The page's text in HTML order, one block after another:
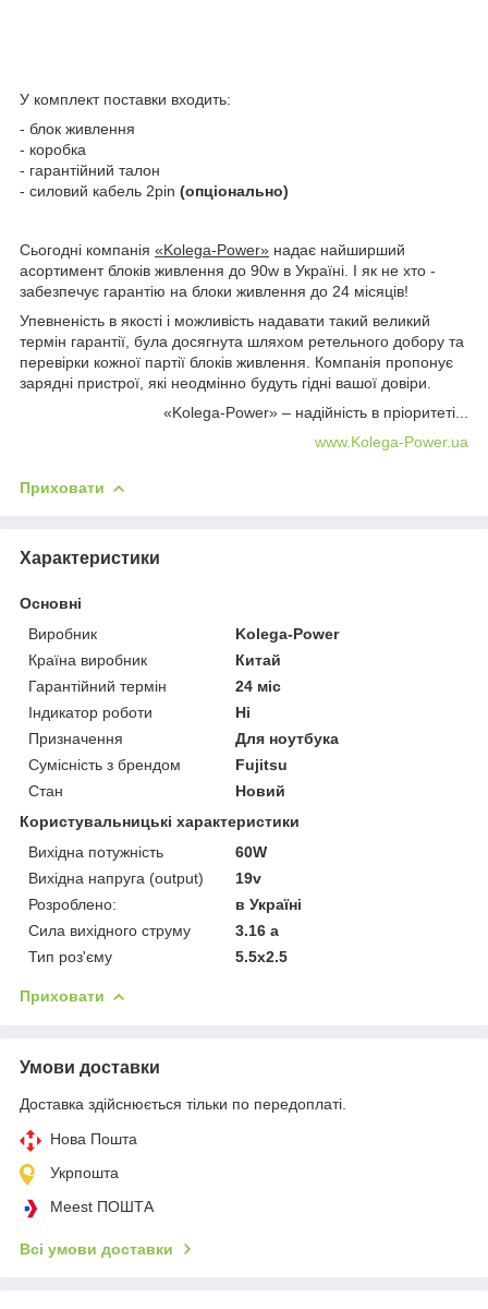
У комплект поставки входить:
- блок живлення
- коробка
- гарантійний талон
- силовий кабель 2pin (опціонально)
Сьогодні компанія «Kolega-Power» надає найширший
асортимент блоків живлення до 90w в Україні. І як не хто -
забезпечує гарантію на блоки живлення до 24 місяців!
Упевненість в якості і можливість надавати такий великий
термін гарантії, була досягнута шляхом ретельного добору та
перевірки кожної партії блоків живлення. Компанія пропонує
зарядні пристрої, які неодмінно будуть гідні вашої довіри.
«Kolega-Power» – надійність в пріоритеті...
www.Kolega-Power.ua
Приховати
Характеристики
Основні
Виробник
Kolega-Power
Країна виробник
Китай
Гарантійний термін
24 міс
Індикатор роботи
Ні
Призначення
Для ноутбука
Сумісність з брендом
Fujitsu
Стан
Новий
Користувальницькі характеристики
Вихідна потужність
60W
Вихідна напруга (output)
19v
Розроблено:
в Україні
Сила вихідного струму
3.16 a
Тип роз'єму
5.5x2.5
Приховати
Умови доставки
Доставка здійснюється тільки по передоплаті.
Нова Пошта
Укрпошта
Meest ПОШТА
Всі умови доставки